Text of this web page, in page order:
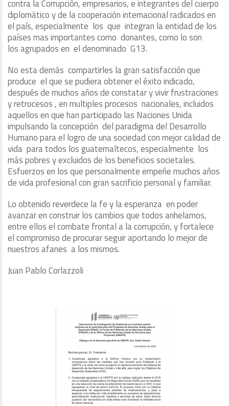
contra la Corrupción, empresarios, e integrantes del cuerpo
diplomático y de la cooperación internacional radicados en
el país, especialmente los que integran la entidad de los
países mas importantes como donantes, como lo son
los agrupados en el denominado G13.
No esta demás compartirles la gran satisfacción que
produce el que se pudiera obtener el éxito indicado,
después de muchos años de constatar y vivir frustraciones
y retrocesos , en multiples procesos nacionales, incluidos
aquellos en que han participado las Naciones Unida
impulsando la concepción del paradigma del Desarrollo
Humano para el logro de una sociedad con mejor calidad de
vida para todos los guatemaltecos, especialmente los
más pobres y excluidos de los beneficios societales.
Esfuerzos en los que personalmente empeñe muchos años
de vida profesional con gran sacrificio personal y familiar.
Lo obtenido reverdece la fe y la esperanza en poder
avanzar en construir los cambios que todos anhelamos,
entre ellos el combate frontal a la corrupción, y fortalece
el compromiso de procurar seguir aportando lo mejor de
nuestros afanes a los mismos.
Juan Pablo Corlazzoli